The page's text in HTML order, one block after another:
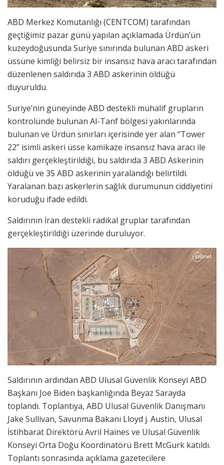
ABD Merkez Komutanlığı (CENTCOM) tarafından
geçtiğimiz pazar günü yapılan açıklamada Ürdün’ün
kuzeydoğusunda Suriye sınırında bulunan ABD askeri
üssüne kimliği belirsiz bir insansız hava aracı tarafından
düzenlenen saldırıda 3 ABD askerinin öldüğü
duyuruldu.
Suriye’nin güneyinde ABD destekli muhalif grupların
kontrolünde bulunan Al-Tanf bölgesi yakınlarında
bulunan ve Ürdün sınırları içerisinde yer alan “Tower
22” isimli askeri üsse kamikaze insansız hava aracı ile
saldırı gerçekleştirildiği, bu saldırıda 3 ABD Askerinin
öldüğü ve 35 ABD askerinin yaralandığı belirtildi.
Yaralanan bazı askerlerin sağlık durumunun ciddiyetini
koruduğu ifade edildi.
Saldırının İran destekli radikal gruplar tarafından
gerçekleştirildiği üzerinde duruluyor.
Saldırının ardından ABD Ulusal Güvenlik Konseyi ABD
Başkanı Joe Biden başkanlığında Beyaz Sarayda
toplandı. Toplantıya, ABD Ulusal Güvenlik Danışmanı
Jake Sullivan, Savunma Bakanı Lloyd j. Austin, Ulusal
İstihbarat Direktörü Avril Haines ve Ulusal Güvenlik
Konseyi Orta Doğu Koordinatörü Brett McGurk katıldı.
Toplantı sonrasında açıklama gazetecilere